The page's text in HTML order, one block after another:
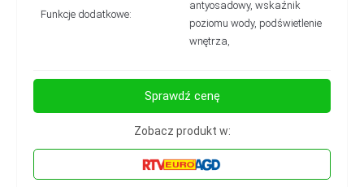
Funkcje dodatkowe:
antyosadowy, wskaźnik
poziomu wody, podświetlenie
wnętrza,
Sprawdź cenę
Zobacz produkt w: